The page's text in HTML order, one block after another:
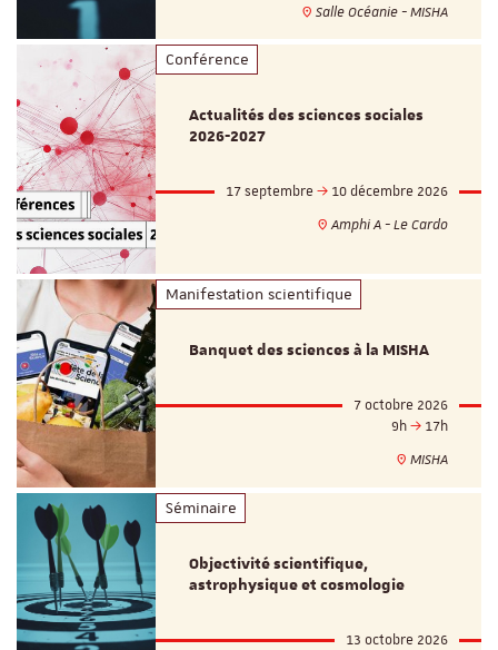
Salle Océanie - MISHA
Conférence
Actualités des sciences sociales
2026-2027
17 septembre
10 décembre 2026
Amphi A - Le Cardo
Manifestation scientifique
Banquet des sciences à la MISHA
7 octobre 2026
9h
17h
MISHA
Séminaire
Objectivité scientifique,
astrophysique et cosmologie
13 octobre 2026